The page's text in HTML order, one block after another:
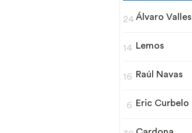
24Álvaro Valles
14 Lemos
16 Raúl Navas
6 Eric Curbelo